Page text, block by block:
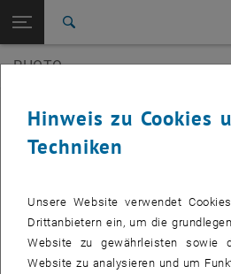
TU Login
Zur 1. Menü Ebene
E120-07 Forschungsbereich
Photogrammetrie
Veranstaltungen
PHOTO
Veranstaltungen
Vergangene Veranstaltungen
Hinweis zu Cookies
Techniken
Unsere Website verwendet
Drittanbietern ein, um die
Website zu gewährleisten sowie
Website zu analysieren und um